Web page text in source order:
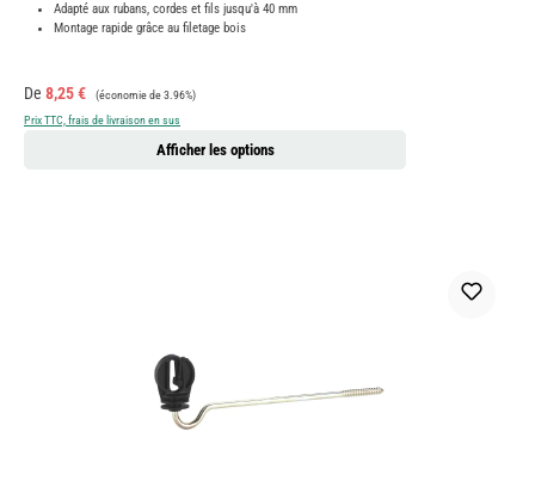
Adapté aux rubans, cordes et fils jusqu'à 40 mm
Montage rapide grâce au filetage bois
Prix de vente :
De 8,25 € Prix régulier :
(économie de 3.96%)
Prix TTC, frais de livraison en sus
Afficher les options